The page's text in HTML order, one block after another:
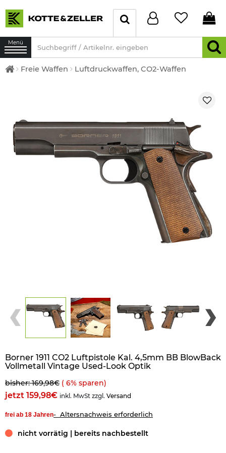
Menü
Freie Waffen Luftdruckwaffen, CO2-Waffen
Borner 1911 CO2 Luftpistole Kal. 4,5mm BB BlowBack
Vollmetall Vintage Used-Look Optik
bisher: 169,98€ ( 6% sparen)
jetzt 159,98€ inkl. MwSt zzgl. Versand
frei ab 18 Jahren- Altersnachweis erforderlich
nicht vorrätig | bereits nachbestellt